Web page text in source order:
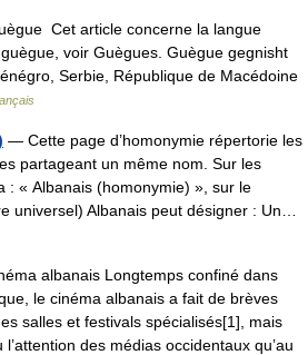
Cet article concerne la langue
voir Guègues. Guègue gegnisht
Serbie, République de Macédoine
— Cette page d’homonymie répertorie les
partageant un même nom. Sur les
: « Albanais (homonymie) », sur le
universel) Albanais peut désigner : Un…
albanais Longtemps confiné dans
le cinéma albanais a fait de brèves
salles et festivals spécialisés[1], mais
des médias occidentaux qu’au